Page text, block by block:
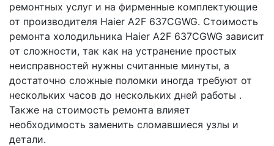
ремонтных услуг и на фирменные комплектующие
от производителя Haier A2F 637CGWG. Стоимость
ремонта холодильника Haier A2F 637CGWG зависит
от сложности, так как на устранение простых
неисправностей нужны считанные минуты, а
достаточно сложные поломки иногда требуют от
нескольких часов до нескольких дней работы .
Также на стоимость ремонта влияет
необходимость заменить сломавшиеся узлы и
детали.